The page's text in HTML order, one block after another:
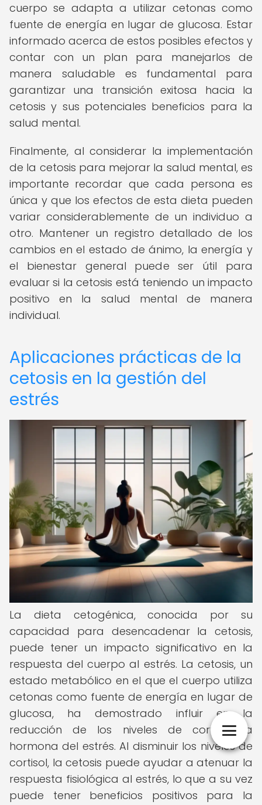
cuerpo se adapta a utilizar cetonas como
fuente de energía en lugar de glucosa. Estar
informado acerca de estos posibles efectos y
contar con un plan para manejarlos de
manera saludable es fundamental para
garantizar una transición exitosa hacia la
cetosis y sus potenciales beneficios para la
salud mental.
Finalmente, al considerar la implementación
de la cetosis para mejorar la salud mental, es
importante recordar que cada persona es
única y que los efectos de esta dieta pueden
variar considerablemente de un individuo a
otro. Mantener un registro detallado de los
cambios en el estado de ánimo, la energía y
el bienestar general puede ser útil para
evaluar si la cetosis está teniendo un impacto
positivo en la salud mental de manera
individual.
Aplicaciones prácticas de la
cetosis en la gestión del
estrés
La dieta cetogénica, conocida por su
capacidad para desencadenar la cetosis,
puede tener un impacto significativo en la
respuesta del cuerpo al estrés. La cetosis, un
estado metabólico en el que el cuerpo utiliza
cetonas como fuente de energía en lugar de
glucosa, ha demostrado influir en la
reducción de los niveles de cortisol, la
hormona del estrés. Al disminuir los niveles de
cortisol, la cetosis puede ayudar a atenuar la
respuesta fisiológica al estrés, lo que a su vez
puede tener beneficios positivos para la